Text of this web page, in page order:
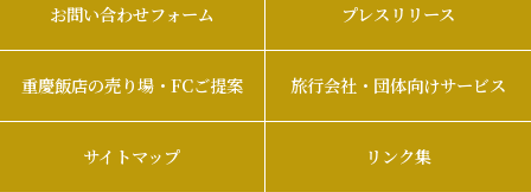
お問い合わせフォーム プレスリリース
重慶飯店の売り場・FCご提案 旅行会社・団体向けサービス
サイトマップ リンク集